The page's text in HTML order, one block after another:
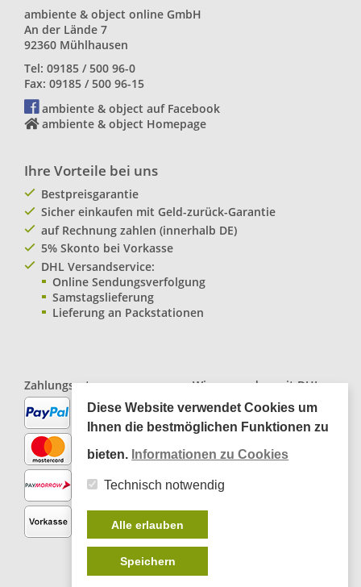
ambiente & object online GmbH
An der Lände 7
92360 Mühlhausen
Tel: 09185 / 500 96-0
Fax: 09185 / 500 96-15
ambiente & object auf Facebook
ambiente & object Homepage
Ihre Vorteile bei uns
Bestpreisgarantie
Sicher einkaufen mit Geld-zurück-Garantie
auf Rechnung zahlen (innerhalb DE)
5% Skonto bei Vorkasse
DHL Versandservice:
Online Sendungsverfolgung
Samstagslieferung
Lieferung an Packstationen
Zahlungsarten: Wir versenden mitDHL
Paketservice
*inkl. MwSt., zzgl.Versandkosten
Diese Website verwendet Cookies um
Ihnen die bestmöglichen Funktionen zu
bieten. Informationen zu Cookies
Technisch notwendig
Alle erlauben
Speichern